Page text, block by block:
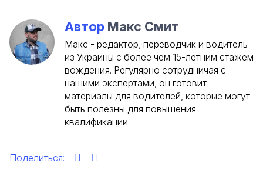
Автор Макс Смит
Макс - редактор, переводчик и водитель
из Украины с более чем 15-летним стажем
вождения. Регулярно сотрудничая с
нашими экспертами, он готовит
материалы для водителей, которые могут
быть полезны для повышения
квалификации.
Поделиться: